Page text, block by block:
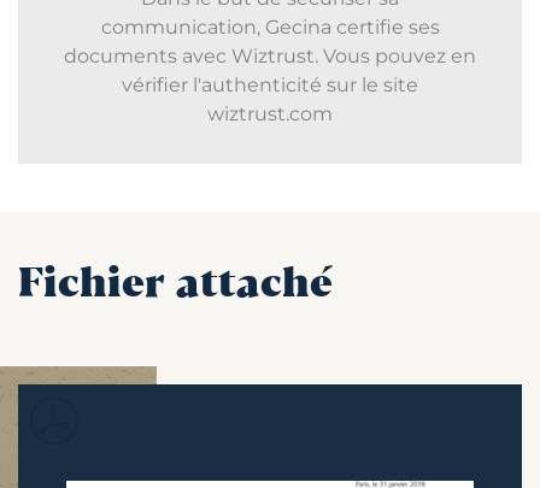
communication, Gecina certifie ses
documents avec Wiztrust. Vous pouvez en
vérifier l'authenticité sur le site
wiztrust.com
Fichier attaché